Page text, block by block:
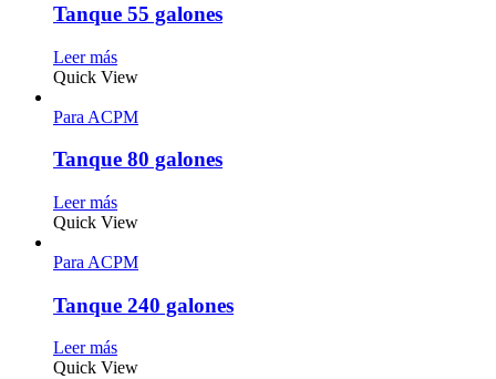
Tanque 55 galones
Leer más
Quick View
Para ACPM
Tanque 80 galones
Leer más
Quick View
Para ACPM
Tanque 240 galones
Leer más
Quick View